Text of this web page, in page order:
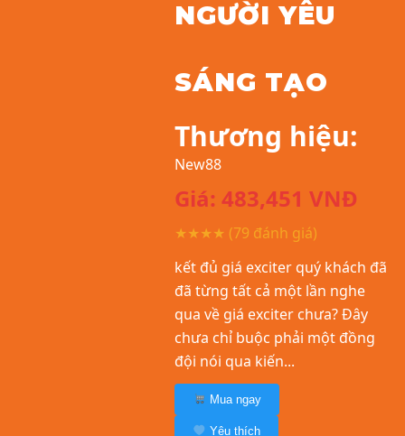
NGƯỜI YÊU
SÁNG TẠO
Thương hiệu:
New88
Giá: 483,451 VNĐ
★★★★ (79 đánh giá)
kết đủ giá exciter quý khách đã
đã từng tất cả một lần nghe
qua về giá exciter chưa? Đây
chưa chỉ buộc phải một đồng
đội nói qua kiến...
Mua ngay
Yêu thích